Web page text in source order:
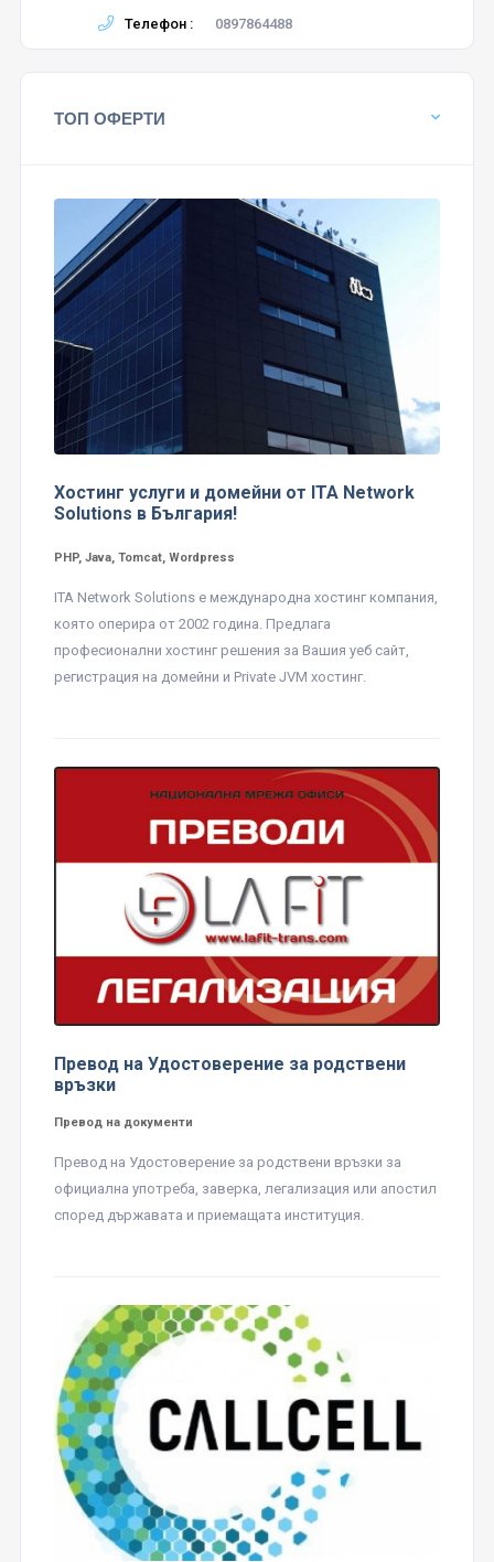
Телефон : 0897864488
ТОП ОФЕРТИ
Хостинг услуги и домейни от ITA Network
Solutions в България!
PHP, Java, Tomcat, Wordpress
ITA Network Solutions е международна хостинг компания,
която оперира от 2002 година. Предлага
професионални хостинг решения за Вашия уеб сайт,
регистрация на домейни и Private JVM хостинг.
Превод на Удостоверение за родствени
връзки
Превод на документи
Превод на Удостоверение за родствени връзки за
официална употреба, заверка, легализация или апостил
според държавата и приемащата институция.